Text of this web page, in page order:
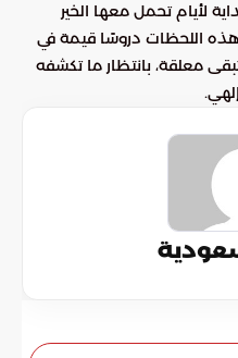
لأيام تحمل معها الخير
هذه اللحظات دروسًا قيمة في
معلقة، بانتظار ما تكشفه